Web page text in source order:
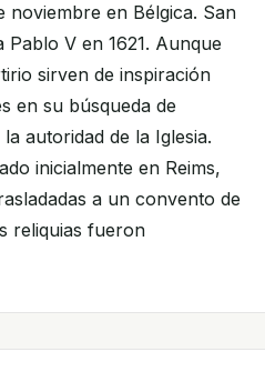
noviembre en Bélgica. San
V en 1621. Aunque
sirven de inspiración
en su búsqueda de
autoridad de la Iglesia.
inicialmente en Reims,
a un convento de
reliquias fueron